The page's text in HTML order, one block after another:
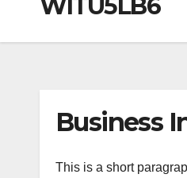
WITU5LB6
Business
This is a short
m